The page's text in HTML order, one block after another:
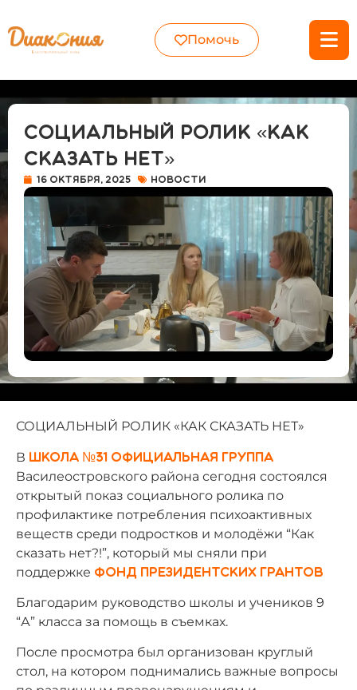
Помочь
Социальный ролик «Как
сказать нет»
16 октября, 2025 Новости
СОЦИАЛЬНЫЙ РОЛИК «КАК СКАЗАТЬ НЕТ»
В Школа №31 официальная группа
Василеостровского района сегодня состоялся
открытый показ социального ролика по
профилактике потребления психоактивных
веществ среди подростков и молодёжи “Как
сказать нет?!”, который мы сняли при
поддержке Фонд президентских грантов
Благодарим руководство школы и учеников 9
“А” класса за помощь в съемках.
После просмотра был организован круглый
стол, на котором поднимались важные вопросы